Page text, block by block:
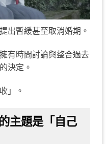
出暫緩甚至取消婚期。
有時間討論與整合過去
決定。
」。
主題是「自己